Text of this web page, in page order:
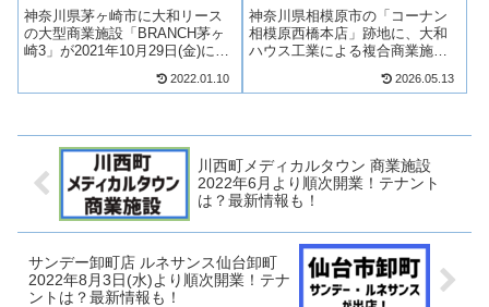
神奈川県茅ヶ崎市に大和リース
の大型商業施設「BRANCH茅ヶ
崎3」が2021年10月29日(金)に開
ンチ茅ヶ崎のハブとなり11店舗
成となる施設です！ブラ...
2022.01.10
神奈川県相模原市の「コーナン
相模原西橋本店」跡地に、大和
ハウス工業による複合商業施設
2026年5月29日(金)にリニューア
カルモールを主体とした全21店
2026.05.13
川西町メディカルタウン 商業施設
2022年6月より順次開業！テナント
は？最新情報も！
サンデー卸町店 ルネサンス仙台卸町
2022年8月3日(水)より順次開業！テナ
ントは？最新情報も！